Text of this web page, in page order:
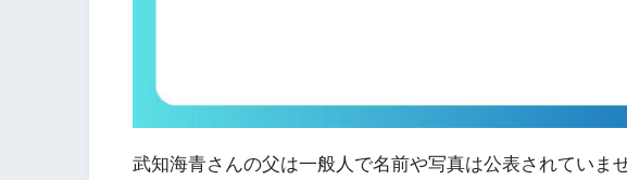
武知海青さんの父は一般人で名前や写真は公表されていませ